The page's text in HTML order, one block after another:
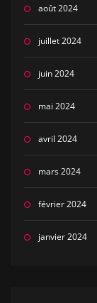
août 2024
juillet 2024
juin 2024
mai 2024
avril 2024
mars 2024
février 2024
janvier 2024